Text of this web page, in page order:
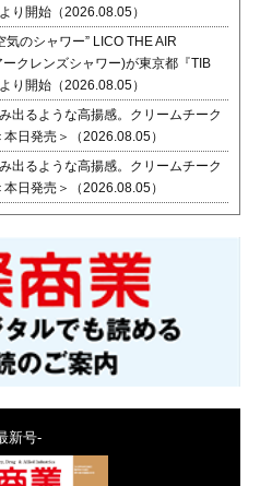
り開始（2026.08.05）
気のシャワー” LICO THE AIR
クレンズシャワー)が東京都『TIB
り開始（2026.08.05）
出るような高揚感。クリームチーク
日発売＞（2026.08.05）
出るような高揚感。クリームチーク
日発売＞（2026.08.05）
新号-